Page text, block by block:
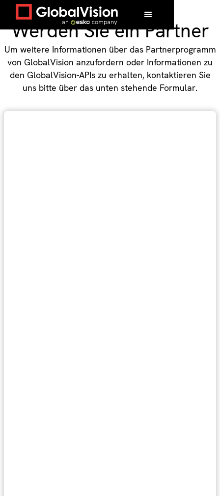
Werden Sie ein Partner
Um weitere Informationen über das Partnerprogramm
von GlobalVision anzufordern oder Informationen zu
den GlobalVision-APIs zu erhalten, kontaktieren Sie
uns bitte über das unten stehende Formular.